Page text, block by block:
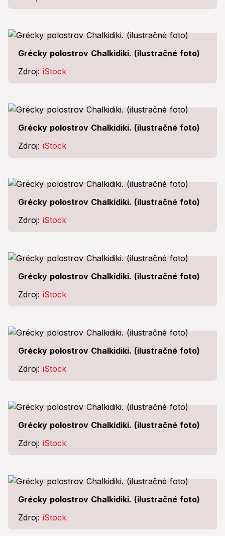
Grécky polostrov Chalkidiki. (ilustračné foto)
Zdroj: iStock
Grécky polostrov Chalkidiki. (ilustračné foto)
Zdroj: iStock
Grécky polostrov Chalkidiki. (ilustračné foto)
Zdroj: iStock
Grécky polostrov Chalkidiki. (ilustračné foto)
Zdroj: iStock
Grécky polostrov Chalkidiki. (ilustračné foto)
Zdroj: iStock
Grécky polostrov Chalkidiki. (ilustračné foto)
Zdroj: iStock
Grécky polostrov Chalkidiki. (ilustračné foto)
Zdroj: iStock